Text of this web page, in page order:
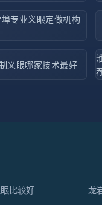
专业义眼定做机构
义眼哪家技术最好
比较好 龙